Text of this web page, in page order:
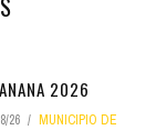
2026
26
MUNICIPIO DE